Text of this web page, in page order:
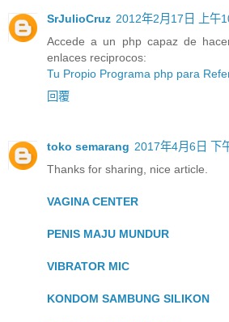
SrJulioCruz 2012年2月17日 上午
Accede a un php capaz de
enlaces reciprocos:
Tu Propio Programa php para
回覆
toko semarang 2017年4月6日 下
Thanks for sharing, nice article.
VAGINA CENTER
PENIS MAJU MUNDUR
VIBRATOR MIC
KONDOM SAMBUNG SILIKON